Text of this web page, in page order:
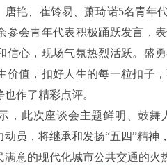
唐艳、崔铃易、萧琦诺5名青年
参会青年代表积极踊跃发言，
信心，现场气氛热烈活跃。盛
价值，扣好人生的每一粒扣子
作了精彩点评。
，此次座谈会主题鲜明、鼓
员，将继承和发扬“五四”精神
意的现代化城市公共交通的火